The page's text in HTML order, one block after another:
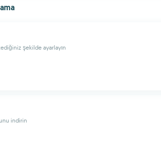
şekilde ayarlayın
indirin